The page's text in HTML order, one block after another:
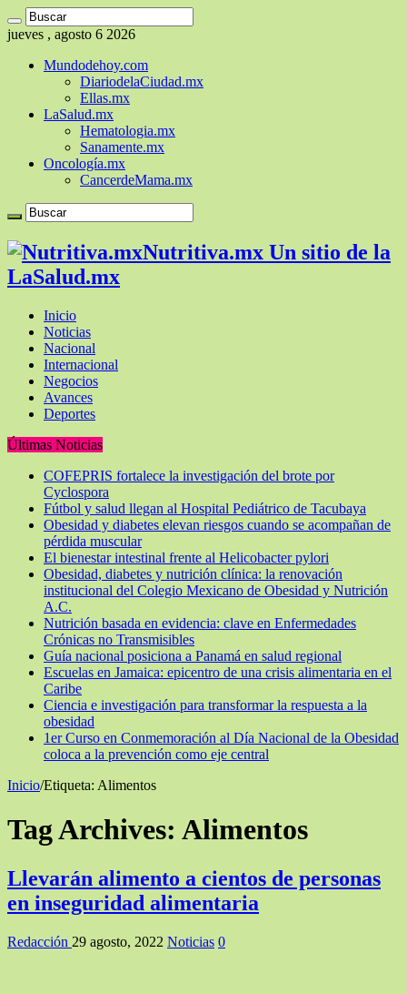
jueves , agosto 6 2026
Mundodehoy.com
DiariodelaCiudad.mx
Ellas.mx
LaSalud.mx
Hematologia.mx
Sanamente.mx
Oncología.mx
CancerdeMama.mx
Nutritiva.mx Un sitio de la
LaSalud.mx
Inicio
Noticias
Nacional
Internacional
Negocios
Avances
Deportes
Últimas Noticias
COFEPRIS fortalece la investigación del brote por
Cyclospora
Fútbol y salud llegan al Hospital Pediátrico de Tacubaya
Obesidad y diabetes elevan riesgos cuando se acompañan de
pérdida muscular
El bienestar intestinal frente al Helicobacter pylori
Obesidad, diabetes y nutrición clínica: la renovación
institucional del Colegio Mexicano de Obesidad y Nutrición
A.C.
Nutrición basada en evidencia: clave en Enfermedades
Crónicas no Transmisibles
Guía nacional posiciona a Panamá en salud regional
Escuelas en Jamaica: epicentro de una crisis alimentaria en el
Caribe
Ciencia e investigación para transformar la respuesta a la
obesidad
1er Curso en Conmemoración al Día Nacional de la Obesidad
coloca a la prevención como eje central
Inicio/Etiqueta: Alimentos
Tag Archives: Alimentos
Llevarán alimento a cientos de personas
en inseguridad alimentaria
Redacción 29 agosto, 2022 Noticias 0